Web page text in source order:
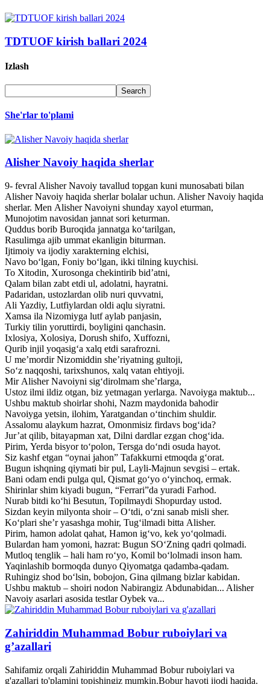
TDTUOF kirish ballari 2024
Izlash
She'rlar to'plami
Alisher Navoiy haqida sherlar
9- fevral Alisher Navoiy tavallud topgan kuni munosabati bilan
Alisher Navoiy haqida sherlar bolalar uchun. Alisher Navoiy haqida
sherlar. Men Alisher Navoiyni shunday xayol eturman,
Munojotim navosidan jannat sori keturman.
Quddus borib Buroqida jannatga ko‘tarilgan,
Rasulimga ajib ummat ekanligin biturman.
Ijtimoiy va ijodiy xarakterning elchisi,
Navo bo‘lgan, Foniy bo‘lgan, ikki tilning kuychisi.
To Xitodin, Xurosonga chekintirib bid’atni,
Qalam bilan zabt etdi ul, adolatni, hayratni.
Padaridan, ustozlardan olib nuri quvvatni,
Ali Yazdiy, Lutfiylardan oldi aqlu siyratni.
Xamsa ila Nizomiyga lutf aylab panjasin,
Turkiy tilin yoruttirdi, boyligini qanchasin.
Ixlosiya, Xolosiya, Dorush shifo, Xuffozni,
Qurib injil yoqasig‘a xalq etdi sarafrozni.
U me’mordir Nizomiddin she’riyatning gultoji,
So‘z naqqoshi, tarixshunos, xalq vatan ehtiyoji.
Mir Alisher Navoiyni sig‘dirolmam she’rlarga,
Ustoz ilmi ildiz otgan, biz yetmagan yerlarga. Navoiyga maktub...
Ushbu maktub shoirlar shohi, Nazm maydonida bahodir
Navoiyga yetsin, ilohim, Yaratgandan o‘tinchim shuldir.
Assalomu alaykum hazrat, Omonmisiz firdavs bog‘ida?
Jur’at qilib, bitayapman xat, Dilni dardlar ezgan chog‘ida.
Pirim, Yerda bisyor to‘polon, Tersga do‘ndi osuda hayot.
Siz kashf etgan “oynai jahon” Tafakkurni etmoqda g‘orat.
Bugun ishqning qiymati bir pul, Layli-Majnun sevgisi – ertak.
Bani odam endi pulga qul, Qismat go‘yo o‘yinchoq, ermak.
Shirinlar shim kiyadi bugun, “Ferrari”da yuradi Farhod.
Nurab bitdi ko‘hi Besutun, Topilmaydi Shopurday ustod.
Sizdan keyin milyonta shoir – O‘tdi, o‘zni sanab misli sher.
Ko‘plari she’r yasashga mohir, Tug‘ilmadi bitta Alisher.
Pirim, hamon adolat qahat, Hamon ig‘vo, kek yo‘qolmadi.
Bulardan ham yomoni, hazrat: Bugun SO‘Zning qadri qolmadi.
Mutloq tenglik – hali ham ro‘yo, Komil bo‘lolmadi inson ham.
Yaqinlashib bormoqda dunyo Qiyomatga qadamba-qadam.
Ruhingiz shod bo‘lsin, bobojon, Gina qilmang bizlar kabidan.
Ushbu maktub – shoiri nodon Nabirangiz Abdunabidan... Alisher
Navoiy asarlari asosida testlar Oybek va...
Zahiriddin Muhammad Bobur ruboiylari va
g’azallari
Sahifamiz orqali Zahiriddin Muhammad Bobur ruboiylari va
g'azallari to'plamini topishingiz mumkin.Bobur hayoti ijodi haqida.